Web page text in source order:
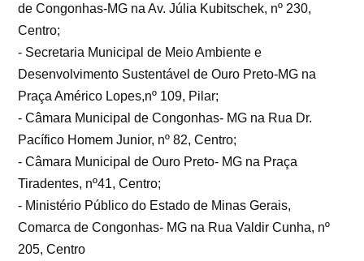
de Congonhas-MG na Av. Júlia Kubitschek, nº 230,
Centro;
- Secretaria Municipal de Meio Ambiente e
Desenvolvimento Sustentável de Ouro Preto-MG na
Praça Américo Lopes,nº 109, Pilar;
- Câmara Municipal de Congonhas- MG na Rua Dr.
Pacífico Homem Junior, nº 82, Centro;
- Câmara Municipal de Ouro Preto- MG na Praça
Tiradentes, nº41, Centro;
- Ministério Público do Estado de Minas Gerais,
Comarca de Congonhas- MG na Rua Valdir Cunha, nº
205, Centro